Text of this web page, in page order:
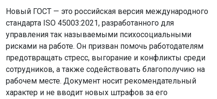
Новый ГОСТ — это российская версия международного
стандарта ISO 45003:2021, разработанного для
управления так называемыми психосоциальными
рисками на работе. Он призван помочь работодателям
предотвращать стресс, выгорание и конфликты среди
сотрудников, а также содействовать благополучию на
рабочем месте. Документ носит рекомендательный
характер и не вводит новых штрафов за его